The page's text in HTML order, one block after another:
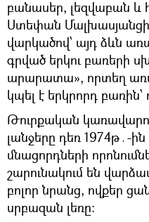
բանասեր, լեզվաբան
Ստեփան Մալխասյանցի
վարկածով՝ այդ ձևն
գրված երկու բառերի
արարատա», որտեղ
կպել է երկրորդ
Թուրքական
լանջերը դեռ 1974թ․-
մնացորդների
շարունակում են
բոլոր նրանց, ովքեր
սրբազան լեռը։